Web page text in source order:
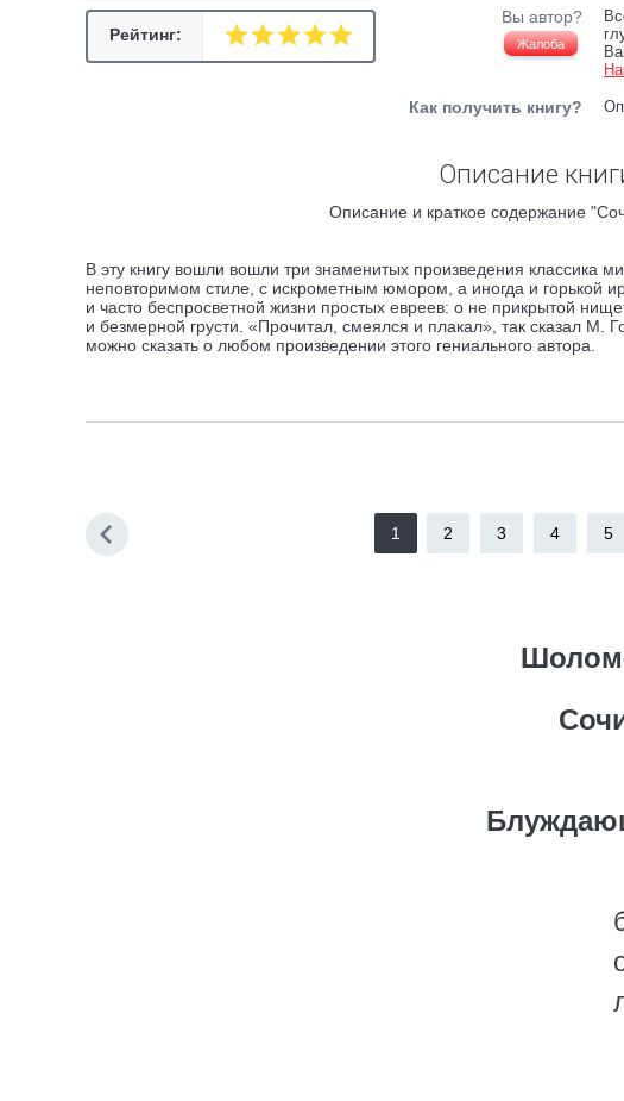
Рейтинг:
Вы автор?
Жалоба
Как получить книгу?
Описание
Описание и краткое содержание
В эту книгу вошли вошли три знаменитых произведения классика
неповторимом стиле, с искрометным юмором, а иногда и горькой
и часто беспросветной жизни простых евреев: о не прикрытой
и безмерной грусти. «Прочитал, смеялся и плакал», так сказал
можно сказать о любом произведении этого гениального автора.
1 2 3 4 5